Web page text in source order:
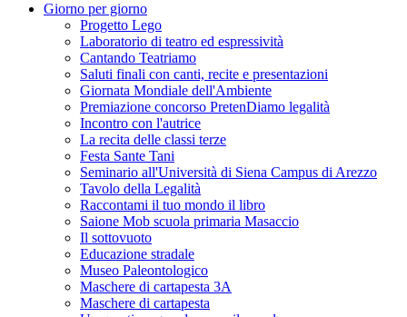
Giorno per giorno
Progetto Lego
Laboratorio di teatro ed espressività
Cantando Teatriamo
Saluti finali con canti, recite e presentazioni
Giornata Mondiale dell'Ambiente
Premiazione concorso PretenDiamo legalità
Incontro con l'autrice
La recita delle classi terze
Festa Sante Tani
Seminario all'Università di Siena Campus di Arezzo
Tavolo della Legalità
Raccontami il tuo mondo il libro
Saione Mob scuola primaria Masaccio
Il sottovuoto
Educazione stradale
Museo Paleontologico
Maschere di cartapesta 3A
Maschere di cartapesta